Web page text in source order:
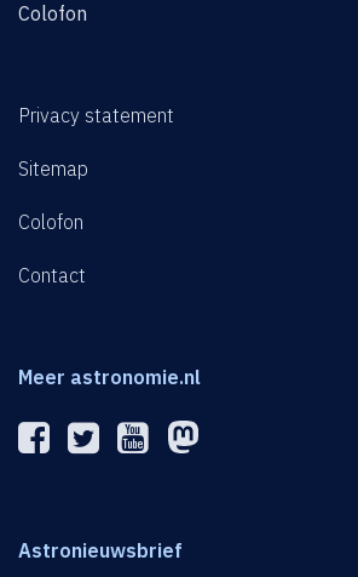
Colofon
Privacy statement
Sitemap
Colofon
Contact
Meer astronomie.nl
Astronieuwsbrief